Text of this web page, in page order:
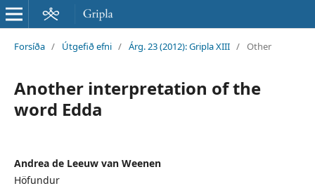
Forsíða / Útgefið efni / Árg. 23 (2012): Gripla XIII / Other
Another interpretation of the
word Edda
Andrea de Leeuw van Weenen
Höfundur